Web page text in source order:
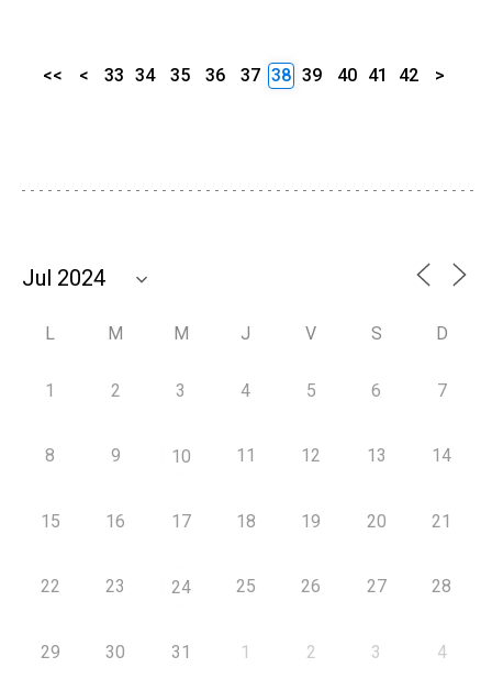
<< < 33 34 35 36 37 38 39 40 41 42 >
L M M J V S D
1 2 3 4 5 6 7
8 9 10 11 12 13 14
15 16 17 18 19 20 21
22 23 24 25 26 27 28
29 30 31 1 2 3 4